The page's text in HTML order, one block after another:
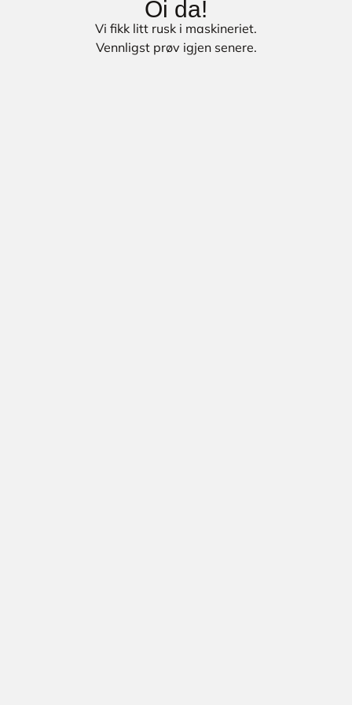
Oi da!
Vi fikk litt rusk i maskineriet.
Vennligst prøv igjen senere.